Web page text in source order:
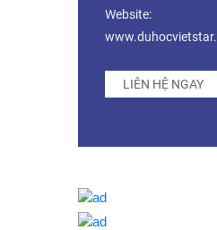
Website:
LIÊN HỆ NGAY